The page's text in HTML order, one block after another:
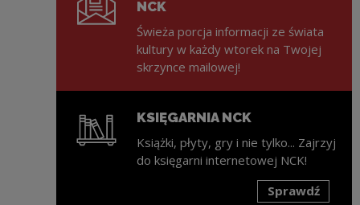
NCK
Świeża porcja informacji ze świata
kultury w każdy wtorek na Twojej
skrzynce mailowej!
KSIĘGARNIA NCK
Książki, płyty, gry i nie tylko... Zajrzyj
do księgarni internetowej NCK!
Sprawdź